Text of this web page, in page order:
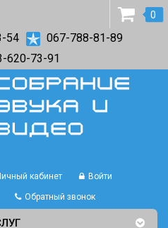
54
067-788-81-89
620-73-91
кабинет Войти
Обратный звонок
0